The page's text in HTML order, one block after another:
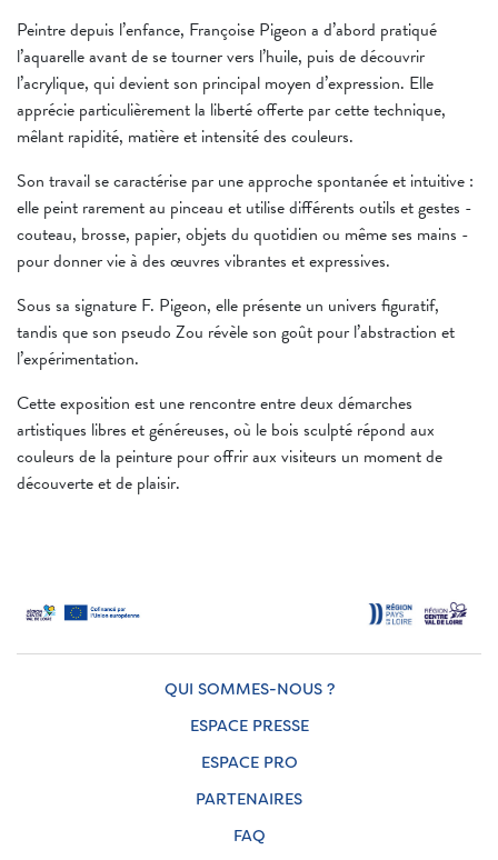
Peintre depuis l’enfance, Françoise Pigeon a d’abord pratiqué
l’aquarelle avant de se tourner vers l’huile, puis de découvrir
l’acrylique, qui devient son principal moyen d’expression. Elle
apprécie particulièrement la liberté offerte par cette technique,
mêlant rapidité, matière et intensité des couleurs.
Son travail se caractérise par une approche spontanée et intuitive :
elle peint rarement au pinceau et utilise différents outils et gestes -
couteau, brosse, papier, objets du quotidien ou même ses mains -
pour donner vie à des œuvres vibrantes et expressives.
Sous sa signature F. Pigeon, elle présente un univers figuratif,
tandis que son pseudo Zou révèle son goût pour l’abstraction et
l’expérimentation.
Cette exposition est une rencontre entre deux démarches
artistiques libres et généreuses, où le bois sculpté répond aux
couleurs de la peinture pour offrir aux visiteurs un moment de
découverte et de plaisir.
QUI SOMMES-NOUS ?
ESPACE PRESSE
ESPACE PRO
PARTENAIRES
FAQ